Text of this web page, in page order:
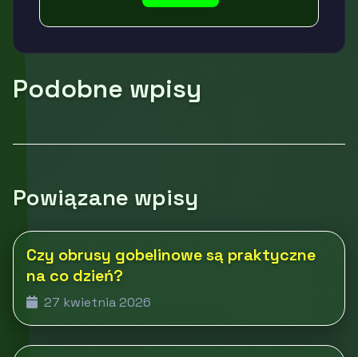
Podobne wpisy
Powiązane wpisy
Czy obrusy gobelinowe są praktyczne
na co dzień?
27 kwietnia 2026